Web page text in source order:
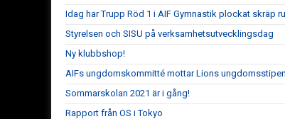
Idag har Trupp Röd 1 i AIF Gymnastik plockat skräp
Styrelsen och SISU på verksamhetsutvecklingsdag
Ny klubbshop!
AIFs ungdomskommitté mottar Lions
Sommarskolan 2021 är i gång!
Rapport från OS i Tokyo